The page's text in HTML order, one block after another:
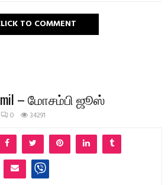
TO COMMENT
– மோசம்பி ஜூஸ்
0 34291